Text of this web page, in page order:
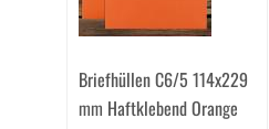
Briefhüllen C6/5 114x229
mm Haftklebend Orange